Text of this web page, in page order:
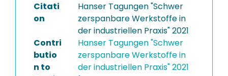
Citati
on
Hanser Tagungen "Schwer
zerspanbare Werkstoffe in
der industriellen Praxis" 2021
Contri
butio
n to
Hanser Tagungen "Schwer
zerspanbare Werkstoffe in
der industriellen Praxis" 2021